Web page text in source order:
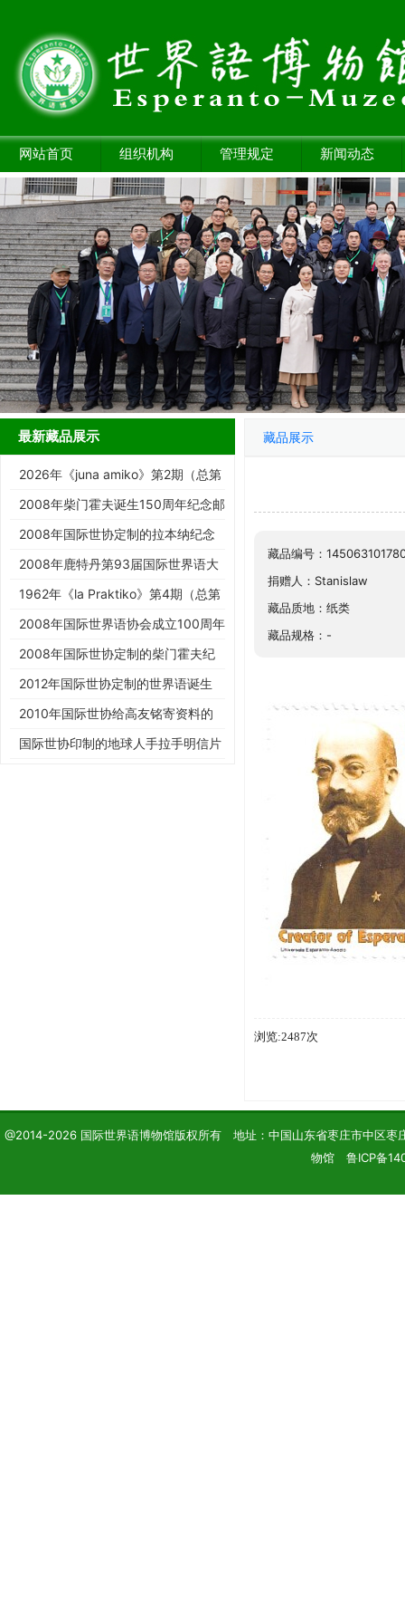
网站首页 组织机构 管理规定 新闻动态
最新藏品展示
2026年《juna amiko》第2期（总第
187期）
2008年柴门霍夫诞生150周年纪念邮
票
2008年国际世协定制的拉本纳纪念
邮票
2008年鹿特丹第93届国际世界语大
会纪念邮票
1962年《la Praktiko》第4期（总第
294期）
2008年国际世界语协会成立100周年
纪念邮票
2008年国际世协定制的柴门霍夫纪
念邮票
2012年国际世协定制的世界语诞生
125周年邮票
2010年国际世协给高友铭寄资料的
信封
国际世协印制的地球人手拉手明信片
藏品展示
藏品编号：
捐赠人：Stanislaw
藏品质地：纸类
藏品规格：-
浏览:2487次
@2014-2026 国际世界语博物馆版权所有 地址：中国山东省枣庄市中区
物馆 鲁ICP备